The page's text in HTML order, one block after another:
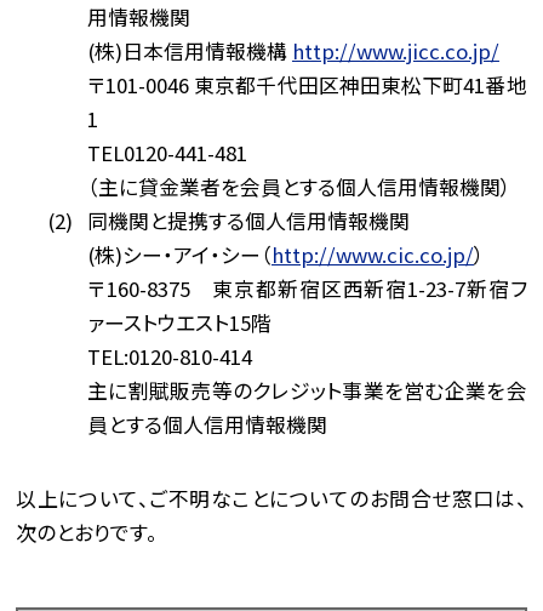
用情報機関
(株)日本信用情報機構 http://www.jicc.co.jp/
〒101-0046 東京都千代田区神田東松下町41番地
1
TEL0120-441-481
（主に貸金業者を会員とする個人信用情報機関）
同機関と提携する個人信用情報機関
(株)シー・アイ・シー（http://www.cic.co.jp/）
〒160-8375 東京都新宿区西新宿1-23-7新宿フ
ァーストウエスト15階
TEL:0120-810-414
主に割賦販売等のクレジット事業を営む企業を会
員とする個人信用情報機関
以上について、ご不明なことについてのお問合せ窓口は、
次のとおりです。